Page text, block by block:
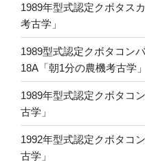
1989年型式認定クボタス
考古学」
1989型式認定クボタコン
18A「朝1分の農機考古学」
1989年型式認定クボタコ
古学」
1992年型式認定クボタコ
古学」